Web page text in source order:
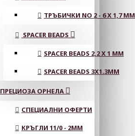
ТРЪБИЧКИ NO 2 - 6 X 1,7 MM
SPACER BEADS
SPACER BEADS 2,2 X 1 MM
SPACER BEADS 3X1.3MM
ПРЕЦИОЗА ОРНЕЛА
СПЕЦИАЛНИ ОФЕРТИ
КРЪГЛИ 11/0 - 2MM